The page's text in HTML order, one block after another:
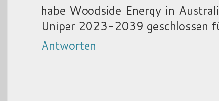
habe Woodside Energy in
Uniper 2023-2039 geschlossen
Antworten